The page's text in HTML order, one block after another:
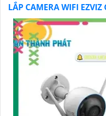
LẮP CAMERA WIFI